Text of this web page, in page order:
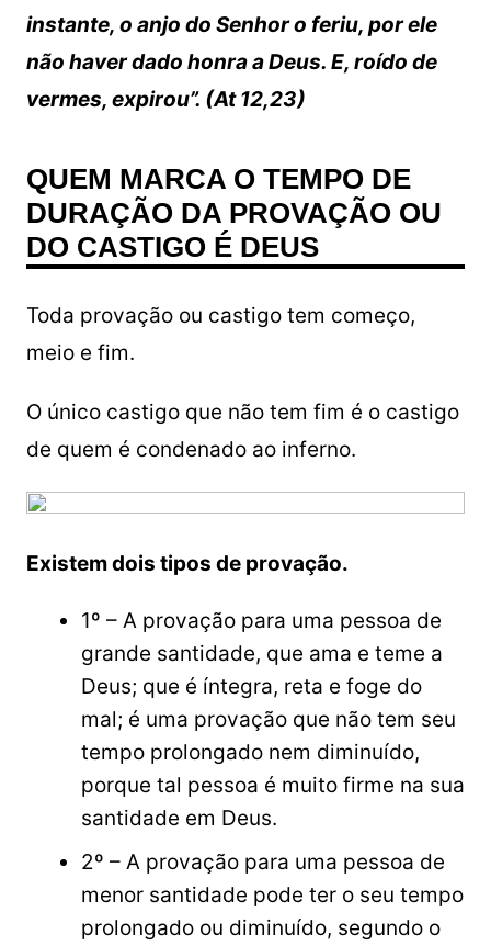
instante, o anjo do Senhor o feriu, por ele
não haver dado honra a Deus. E, roído de
vermes, expirou”. (At 12,23)
QUEM MARCA O TEMPO DE
DURAÇÃO DA PROVAÇÃO OU
DO CASTIGO É DEUS
Toda provação ou castigo tem começo,
meio e fim.
O único castigo que não tem fim é o castigo
de quem é condenado ao inferno.
Existem dois tipos de provação.
1º – A provação para uma pessoa de
grande santidade, que ama e teme a
Deus; que é íntegra, reta e foge do
mal; é uma provação que não tem seu
tempo prolongado nem diminuído,
porque tal pessoa é muito firme na sua
santidade em Deus.
2º – A provação para uma pessoa de
menor santidade pode ter o seu tempo
prolongado ou diminuído, segundo o